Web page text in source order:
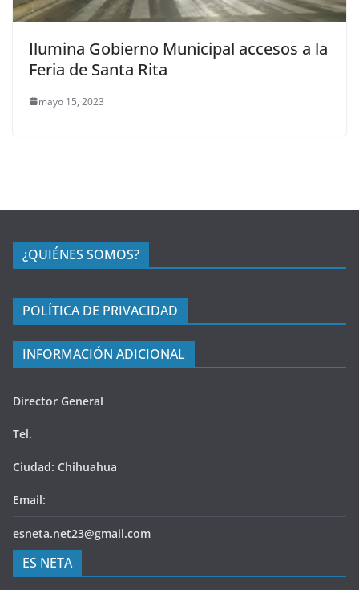
Ilumina Gobierno Municipal accesos a la
Feria de Santa Rita
mayo 15, 2023
¿QUIÉNES SOMOS?
POLÍTICA DE PRIVACIDAD
INFORMACIÓN ADICIONAL
Director General
Tel.
Ciudad: Chihuahua
Email:
esneta.net23@gmail.com
ES NETA